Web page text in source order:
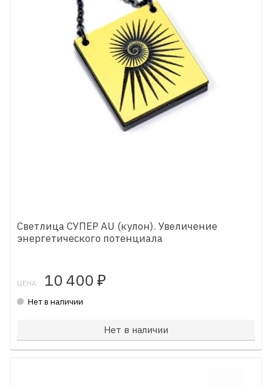
Светлица СУПЕР AU (кулон). Увеличение
энергетического потенциала
ЦЕНА: 10 400 ₽
Нет в наличии
Нет в наличии